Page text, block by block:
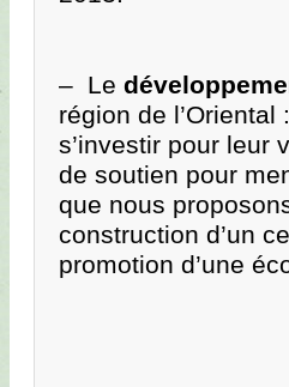
– Le
région de
s’investir pour leur
de soutien pour
que nous
construction d’un
promotion d’une